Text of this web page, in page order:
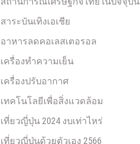
สาระบันเทิงเอเชีย
อาหารลดคอเลสเตอรอล
เครื่องทำความเย็น
เครื่องปรับอากาศ
เทคโนโลยีเพื่อสิ่งแวดล้อม
เที่ยวญี่ปุ่น 2024 งบเท่าไหร่
เที่ยวญี่ปุ่นด้วยตัวเอง 2566